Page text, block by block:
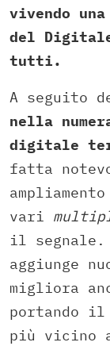
vivendo
del
tutti.
A seguito
nella
digitale
fatta
vari
il segnale.
aggiunge
migliora
portando il
più vicino